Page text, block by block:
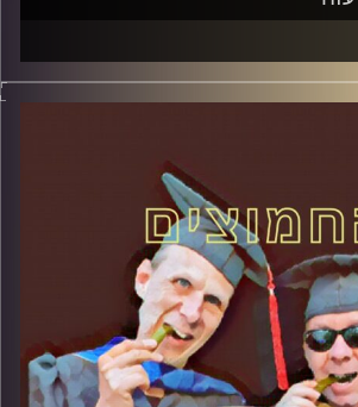
ספת הפסיכולוג, עם פרופסור בועז בן-
הירשברגר